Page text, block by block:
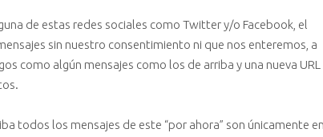
de estas redes sociales como Twittery/o Facebook , el
sin nuestro consentimiento ni que nos enteremos, a
como algún mensajes como los de arriba y una nueva URL
todos los mensajes de este “por ahora” son únicamente en